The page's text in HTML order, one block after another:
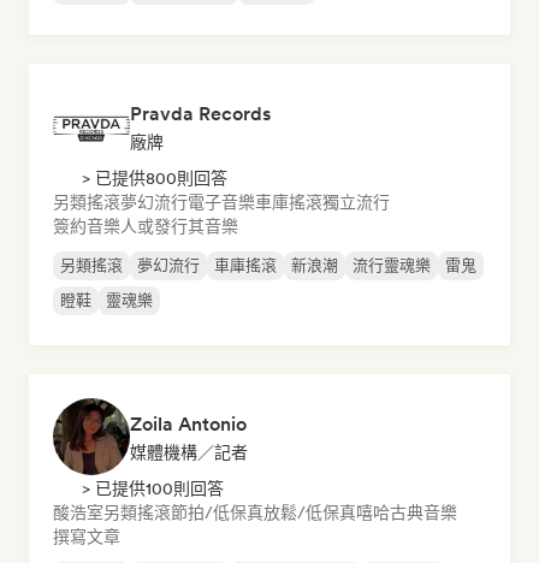
Pravda Records
廠牌
> 已提供800則回答
另類搖滾夢幻流行電子音樂車庫搖滾獨立流行
簽約音樂人或發行其音樂
另類搖滾 夢幻流行 車庫搖滾 新浪潮 流行靈魂樂
雷鬼
瞪鞋
靈魂樂
Zoila Antonio
媒體機構／記者
> 已提供100則回答
酸浩室另類搖滾節拍/低保真放鬆/低保真嘻哈古典音樂
撰寫文章